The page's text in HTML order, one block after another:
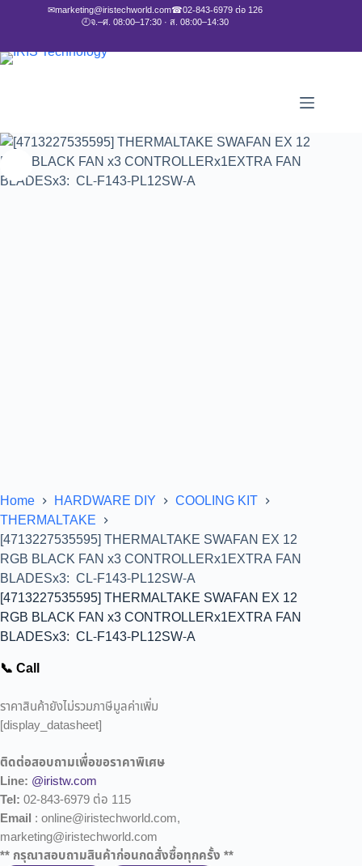
✉marketing@iristechworld.com☎02-843-6979 ต่อ 126
🕘จ.–ศ. 08:00–17:30 · ส. 08:00–14:30
Home HARDWARE DIY
COOLING KIT
THERMALTAKE
[4713227535595] THERMALTAKE SWAFAN EX 12
RGB BLACK FAN x3 CONTROLLERx1EXTRA FAN
BLADESx3: CL-F143-PL12SW-A
[4713227535595] THERMALTAKE SWAFAN EX 12
RGB BLACK FAN x3 CONTROLLERx1EXTRA FAN
BLADESx3: CL-F143-PL12SW-A
📞 Call
ราคาสินค้ายังไม่รวมภาษีมูลค่าเพิ่ม
[display_datasheet]
ติดต่อสอบถามเพื่อขอราคาพิเศษ
Line: @iristw.com
Tel: 02-843-6979 ต่อ 115
Email : online@iristechworld.com,
marketing@iristechworld.com
** กรุณาสอบถามสินค้าก่อนกดสั่งซื้อทุกครั้ง **